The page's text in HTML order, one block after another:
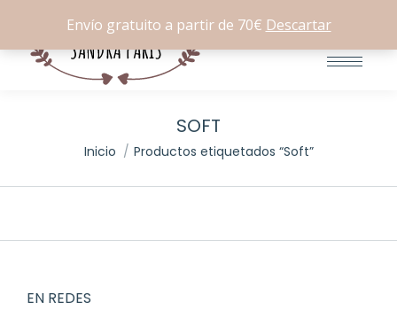
Envío gratuito a partir de 70€ Descartar
SOFT
Estás aquí:
Inicio Productos etiquetados “Soft”
EN REDES